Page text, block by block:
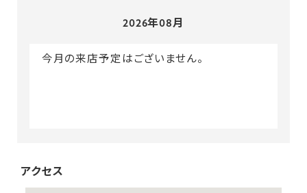
2026年08月
今月の来店予定はございません。
アクセス